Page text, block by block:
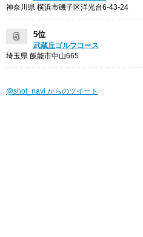
神奈川県 横浜市磯子区洋光台6-43-24
5位
武蔵丘ゴルフコース
埼玉県 飯能市中山665
@shot_navi からのツイート